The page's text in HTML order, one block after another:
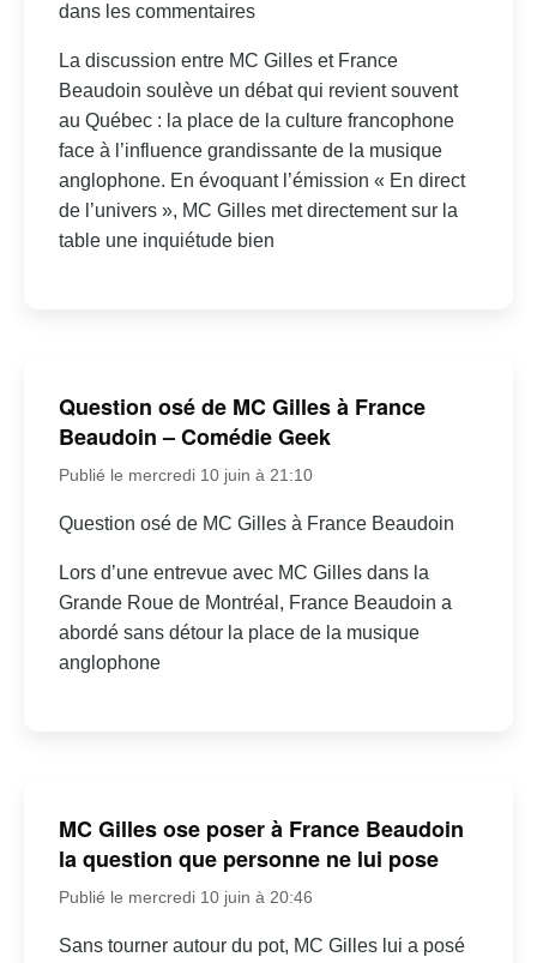
dans les commentaires
La discussion entre MC Gilles et France
Beaudoin soulève un débat qui revient souvent
au Québec : la place de la culture francophone
face à l’influence grandissante de la musique
anglophone. En évoquant l’émission « En direct
de l’univers », MC Gilles met directement sur la
table une inquiétude bien
Question osé de MC Gilles à France
Beaudoin – Comédie Geek
Publié le mercredi 10 juin à 21:10
Question osé de MC Gilles à France Beaudoin
Lors d’une entrevue avec MC Gilles dans la
Grande Roue de Montréal, France Beaudoin a
abordé sans détour la place de la musique
anglophone
MC Gilles ose poser à France Beaudoin
la question que personne ne lui pose
Publié le mercredi 10 juin à 20:46
Sans tourner autour du pot, MC Gilles lui a posé